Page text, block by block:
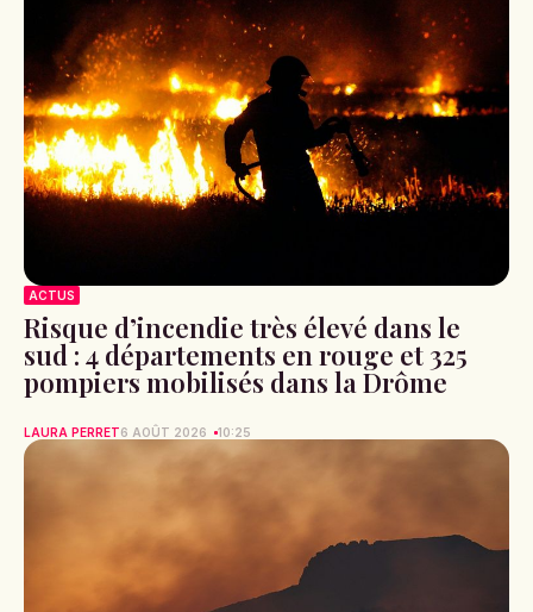
ACTUS
Risque d’incendie très élevé dans le
sud : 4 départements en rouge et 325
pompiers mobilisés dans la Drôme
LAURA PERRET6 AOÛT 2026 10:25